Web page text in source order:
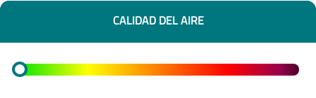
CALIDAD DEL AIRE